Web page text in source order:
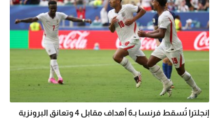
إنجلترا تُسقط فرنسا بـ6 أهداف مقابل 4 وتعانق البرونزية